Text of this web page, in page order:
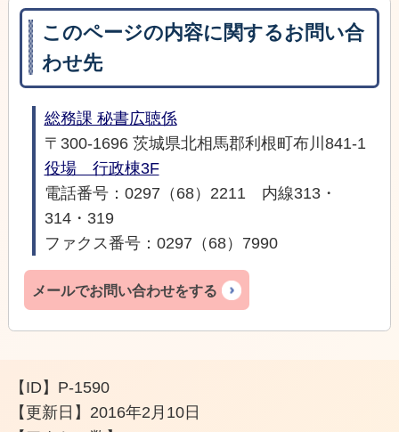
このページの内容に関するお問い合
わせ先
総務課 秘書広聴係
〒300-1696 茨城県北相馬郡利根町布川841-1
役場 行政棟3F
電話番号：0297（68）2211 内線313・
314・319
ファクス番号：0297（68）7990
メールでお問い合わせをする
【ID】 P-1590
【更新日】 2016年2月10日